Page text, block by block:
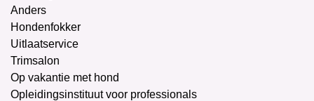
Anders
Hondenfokker
Uitlaatservice
Trimsalon
Op vakantie met hond
Opleidingsinstituut voor professionals